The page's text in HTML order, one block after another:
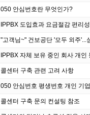
050 안심번호란 무엇인가?
IPPBX 도입효과 요금절감 편리성
IPPBX 자체 보유 중인 회사
콜센터 구축 관련 고려 사항
050 안심번호 평생번호 개인 기
콜센터 구축 문의 컨설팅 참조